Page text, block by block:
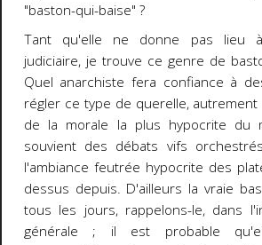
"baston-qui-baise" ?
Tant qu'elle ne donne pas lieu
judiciaire, je trouve ce genre de
Quel anarchiste fera confiance à
régler ce type de querelle,
de la morale la plus hypocrite du
souvient des débats vifs
l'ambiance feutrée hypocrite des
dessus depuis. D'ailleurs la vraie
tous les jours, rappelons-le, dans
générale ; il est probable